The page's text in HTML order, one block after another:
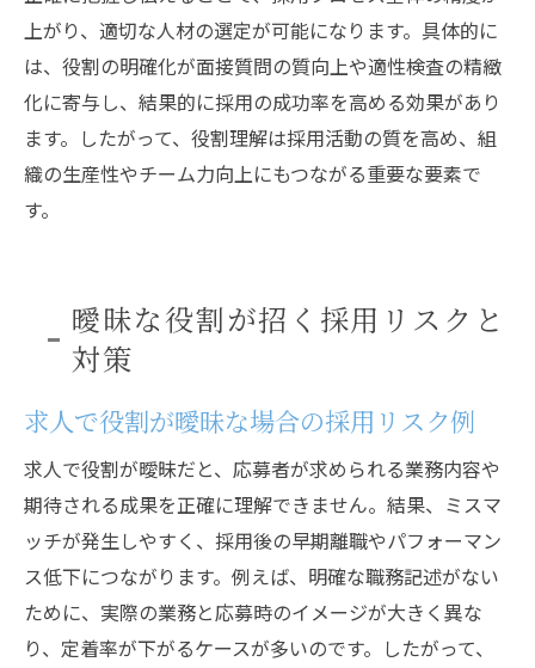
上がり、適切な人材の選定が可能になります。具体的に
は、役割の明確化が面接質問の質向上や適性検査の精緻
化に寄与し、結果的に採用の成功率を高める効果があり
ます。したがって、役割理解は採用活動の質を高め、組
織の生産性やチーム力向上にもつながる重要な要素で
す。
曖昧な役割が招く採用リスクと
対策
求人で役割が曖昧な場合の採用リスク例
求人で役割が曖昧だと、応募者が求められる業務内容や
期待される成果を正確に理解できません。結果、ミスマ
ッチが発生しやすく、採用後の早期離職やパフォーマン
ス低下につながります。例えば、明確な職務記述がない
ために、実際の業務と応募時のイメージが大きく異な
り、定着率が下がるケースが多いのです。したがって、